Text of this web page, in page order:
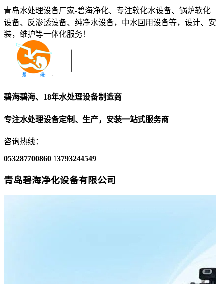
青岛水处理设备厂家-碧海净化、专注软化水设备、锅炉软化
设备、反渗透设备、纯净水设备，中水回用设备等，设计、安
装，维护等一体化服务！
碧海碧海、18年水处理设备制造商
专注水处理设备定制、生产，安装一站式服务商
咨询热线：
053287700860 13793244549
青岛碧海净化设备有限公司